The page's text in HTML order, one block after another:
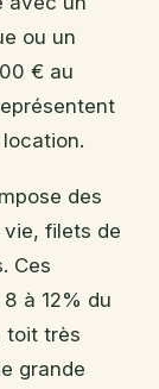
ou un
€ au
des
filets de
Ces
à 12% du
toit très
grande